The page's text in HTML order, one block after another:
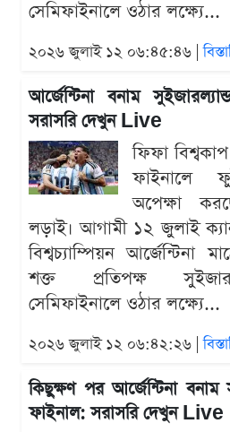
সেমিফাইনালে ওঠার লক্ষ্যে...
২০২৬ জুলাই ১২ ০৬:৪৫:৪৬ |
আর্জেন্টিনা বনাম
সরাসরি দেখুন Live
ফিফা
ফাইনালে
অপেক্ষা
লড়াই। আগামী ১২ জুলাই
বিশ্বচ্যাম্পিয়ন আর্জেন্টিনা
শক্ত প্রতিপক্ষ
সেমিফাইনালে ওঠার লক্ষ্যে...
২০২৬ জুলাই ১২ ০৬:৪২:২৬ |
কিছুক্ষণ পর আর্জেন্টিনা বনাম
ফাইনাল: সরাসরি দেখুন Live